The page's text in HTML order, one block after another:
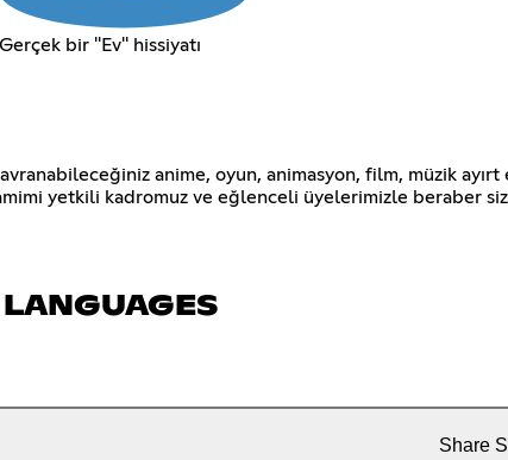
Gerçek bir ''Ev'' hissiyatı
anime, oyun, animasyon, film, müzik
yetkili kadromuz ve eğlenceli üyelerimizle beraber
Share